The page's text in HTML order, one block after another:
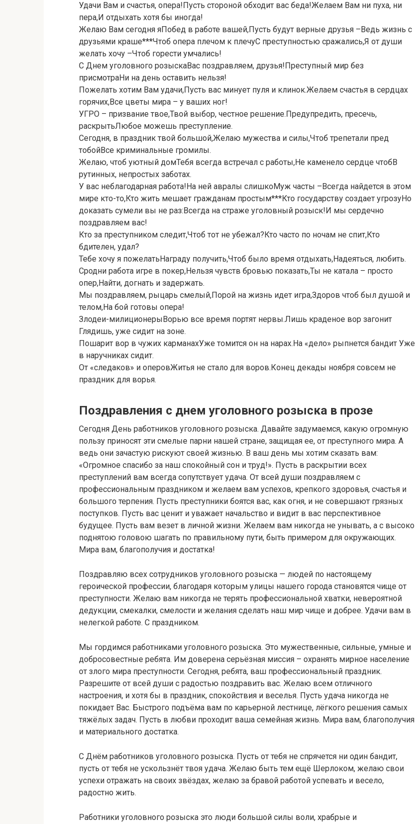
Удачи Вам и счастья, опера!Пусть стороной обходит вас беда!Желаем Вам ни пуха, ни
пера,И отдыхать хотя бы иногда!
Желаю Вам сегодня яПобед в работе вашей,Пусть будут верные друзья –Ведь жизнь с
друзьями краше***Чтоб опера плечом к плечуС преступностью сражались,Я от души
желать хочу –Чтоб горести умчались!
С Днем уголовного розыскаВас поздравляем, друзья!Преступный мир без
присмотраНи на день оставить нельзя!
Пожелать хотим Вам удачи,Пусть вас минует пуля и клинок.Желаем счастья в сердцах
горячих,Все цветы мира – у ваших ног!
УГРО – призвание твое,Твой выбор, честное решение.Предупредить, пресечь,
раскрытьЛюбое можешь преступление.
Сегодня, в праздник твой большой,Желаю мужества и силы,Чтоб трепетали пред
тобойВсе криминальные громилы.
Желаю, чтоб уютный домТебя всегда встречал с работы,Не каменело сердце чтобВ
рутинных, непростых заботах.
У вас неблагодарная работа!На ней авралы слишкоМуж часты –Всегда найдется в этом
мире кто-то,Кто жить мешает гражданам простым***Кто государству создает угрозуНо
доказать сумели вы не раз:Всегда на страже уголовный розыск!И мы сердечно
поздравляем вас!
Кто за преступником следит,Чтоб тот не убежал?Кто часто по ночам не спит,Кто
бдителен, удал?
Тебе хочу я пожелатьНаграду получить,Чтоб было время отдыхать,Надеяться, любить.
Сродни работа игре в покер,Нельзя чувств бровью показать,Ты не катала – просто
опер,Найти, догнать и задержать.
Мы поздравляем, рыцарь смелый,Порой на жизнь идет игра,Здоров чтоб был душой и
телом,На бой готовы опера!
Злодеи-милиционерыВорью все время портят нервы.Лишь краденое вор загонит
Глядишь, уже сидит на зоне.
Пошарит вор в чужих карманахУже томится он на нарах.На «дело» рыпнется бандит Уже
в наручниках сидит.
От «следаков» и оперовЖитья не стало для воров.Конец декады ноября совсем не
праздник для ворья.
Поздравления с днем уголовного розыска в прозе
Сегодня День работников уголовного розыска. Давайте задумаемся, какую огромную
пользу приносят эти смелые парни нашей стране, защищая ее, от преступного мира. А
ведь они зачастую рискуют своей жизнью. В ваш день мы хотим сказать вам:
«Огромное спасибо за наш спокойный сон и труд!». Пусть в раскрытии всех
преступлений вам всегда сопутствует удача. От всей души поздравляем с
профессиональным праздником и желаем вам успехов, крепкого здоровья, счастья и
большого терпения. Пусть преступники боятся вас, как огня, и не совершают грязных
поступков. Пусть вас ценит и уважает начальство и видит в вас перспективное
будущее. Пусть вам везет в личной жизни. Желаем вам никогда не унывать, а с высоко
поднятою головою шагать по правильному пути, быть примером для окружающих.
Мира вам, благополучия и достатка!
Поздравляю всех сотрудников уголовного розыска — людей по настоящему
героической профессии, благодаря которым улицы нашего города становятся чище от
преступности. Желаю вам никогда не терять профессиональной хватки, невероятной
дедукции, смекалки, смелости и желания сделать наш мир чище и добрее. Удачи вам в
нелегкой работе. С праздником.
Мы гордимся работниками уголовного розыска. Это мужественные, сильные, умные и
добросовестные ребята. Им доверена серьёзная миссия – охранять мирное население
от злого мира преступности. Сегодня, ребята, ваш профессиональный праздник.
Разрешите от всей души с радостью поздравить вас. Желаю всем отличного
настроения, и хотя бы в праздник, спокойствия и веселья. Пусть удача никогда не
покидает Вас. Быстрого подъёма вам по карьерной лестнице, лёгкого решения самых
тяжёлых задач. Пусть в любви проходит ваша семейная жизнь. Мира вам, благополучия
и материального достатка.
С Днём работников уголовного розыска. Пусть от тебя не спрячется ни один бандит,
пусть от тебя не ускользнёт твоя удача. Желаю быть тем ещё Шерлоком, желаю свои
успехи отражать на своих звёздах, желаю за бравой работой успевать и весело,
радостно жить.
Работники уголовного розыска это люди большой силы воли, храбрые и